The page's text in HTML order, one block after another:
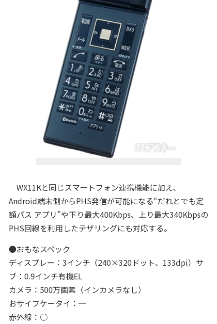
WX11Kと同じスマートフォン連携機能に加え、
Android端末側からPHS発信が可能になる“だれとでも定
額パス アプリ”や下り最大400Kbps、上り最大340Kbpsの
PHS回線を利用したテザリングにも対応する。
●おもなスペック
ディスプレー：3インチ（240×320ドット、133dpi）サ
ブ：0.9インチ有機EL
カメラ：500万画素（インカメラなし）
おサイフケータイ：─
赤外線：○